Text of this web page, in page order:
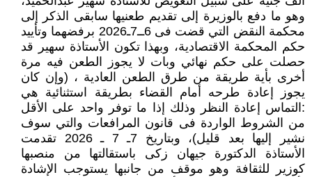
وهو ما دفع بالوزيرة إلى تقديم طعنيها سابقى الذكر إلى
محكمة النقض التي قضت فى 6ــ7ـ2026 برفضهما وتأييد
حكم المحكمة الاقتصادية، وبهذا تكون الأستاذة سهير قد
حصلت على حكم نهائي وبات لا يجوز الطعن فيه مرة
أخرى بأية طريقة من طرق الطعن العادية ، (وإن كان
يجوز إعادة طرحه أمام القضاء بطريقة استثنائية هي
:التماس إعادة النظر وذلك إذا ما توفر واحد على الأقل
من الشروط الواردة فى قانون المرافعات والتي سوف
نشير إليها بعد قليل)، وبتاريخ 7ـ 7 ـ 2026 تقدمت
الأستاذة الدكتورة جيهان زكى باستقالتها من منصبها
كوزير للثقافة وهو موقف من جانبها يستوجب الإشادة